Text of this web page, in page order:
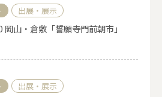
出展・展示
岡山・倉敷「誓願寺門前朝市」
出展・展示